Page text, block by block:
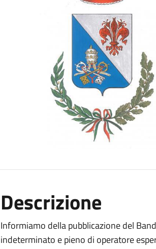
Descrizione
Informiamo della pubblicazione del
indeterminato e pieno di operatore